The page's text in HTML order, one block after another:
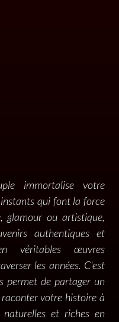
immortalise votre
qui font la force
glamour ou artistique,
authentiques et
véritables œuvres
les années. C'est
permet de partager un
votre histoire à
naturelles et riches en